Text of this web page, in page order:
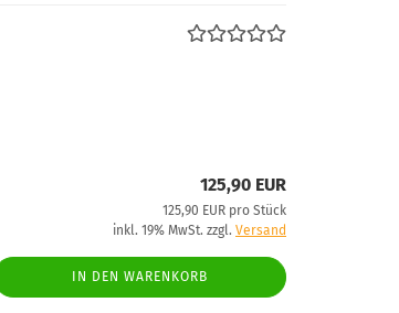
125,90 EUR
125,90 EUR pro Stück
inkl. 19% MwSt. zzgl. Versand
IN DEN WARENKORB